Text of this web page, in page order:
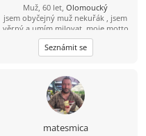
Muž, 60 let, Olomoucký
jsem obyčejný muž nekuřák , jsem
věrný a umím milovat. moje motto
kdo umí milovat nedokáže
nenávidět. Kdo dokáže nenávidět
neumí milovat.
Seznámit se
matesmica